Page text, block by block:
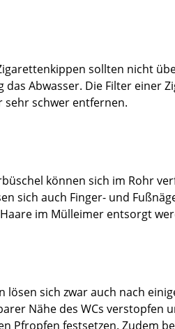
sollten nicht
das Abwasser. Die Filter einer
sehr schwer entfernen.
können sich im Rohr
sich auch Finger- und
im Mülleimer entsorgt
lösen sich zwar auch nach
Nähe des WCs verstopfen
Pfropfen festsetzen. Zudem